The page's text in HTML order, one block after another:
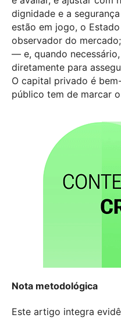
dignidade e a
estão em jogo, o
observador do
— e, quando necessário,
diretamente para
O capital privado é
público tem de marcar
Nota metodológica
Este artigo integra